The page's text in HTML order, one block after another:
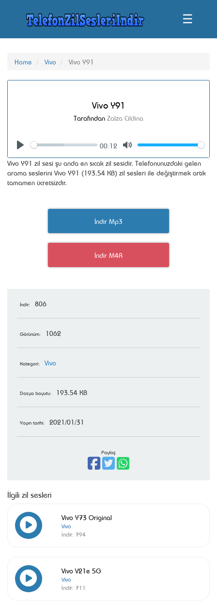
☰
Home Vivo Vivo Y91
Vivo Y91
Tarafından Zalza Cildina
Seek
00:12
Volume
Vivo Y91 zil sesi şu anda en sıcak zil sesidir. Telefonunuzdaki gelen
arama seslerini Vivo Y91 (193.54 KB) zil sesleri ile değiştirmek artık
tamamen ücretsizdir.
İndir Mp3
İndir M4R
İndir: 806
Görünüm: 1062
Kategori: Vivo
Dosya boyutu: 193.54 KB
Yayın tarihi: 2021/01/31
Paylaş
İlgili zil sesleri
Vivo Y73 Original
Vivo
İndir: 794
Vivo V21e 5G
Vivo
İndir: 711